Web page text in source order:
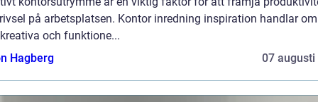
på arbetsplatsen. Kontor inredning inspiration handlar
och funktione...
Hagberg
07 augusti